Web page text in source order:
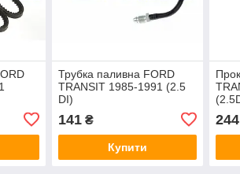
ES1594)
Трубка паливна FORD
TRANSIT 1985-1991 (2.5
DI)
(6145037/844F9C520CAC/FS6560)
DP GROUP
141₴
Купити
DP
244